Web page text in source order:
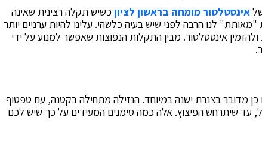
אינסטלטור מומחה בראשון לציון כשיש תקלה רצינית שאינה
לנו הרבה לפני שיש בעיה כלשהי. עלינו להיות ערניים יותר
אינסטלטור. מבין התקלות הנפוצות שאפשר למנוע על ידי
מדובר בצנרת ישנה במיוחד. הנזילה מתחילה בקטנה, עם טפטוף
עד שיתרחש הפיצוץ. אלה כמה סימנים המעידים על כך שיש לכם